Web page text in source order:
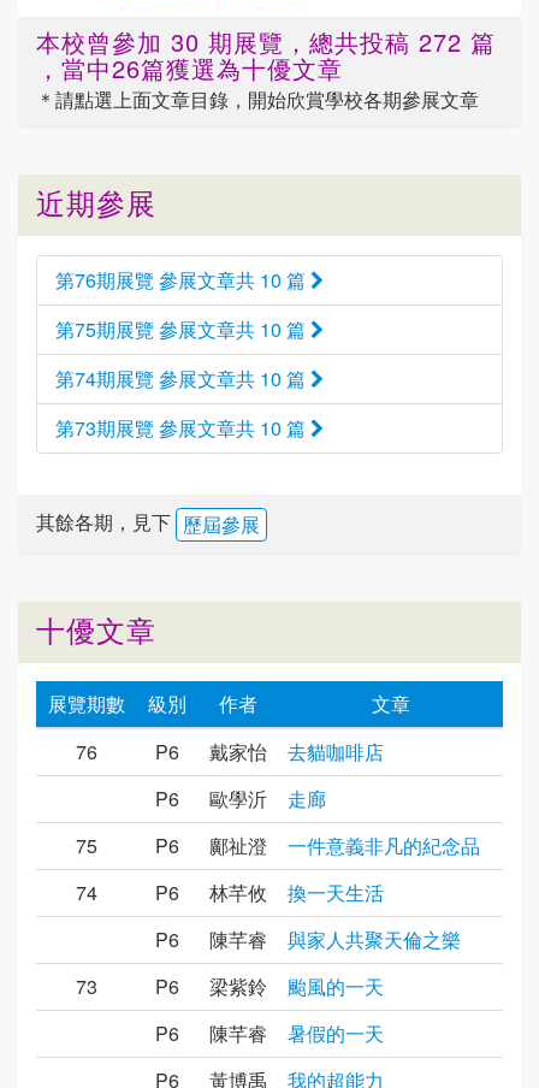
本校曾參加 30 期展覽，總共投稿 272 篇
，當中26篇獲選為十優文章
＊請點選上面文章目錄，開始欣賞學校各期參展文章
近期參展
第76期展覽 參展文章共 10 篇
第75期展覽 參展文章共 10 篇
第74期展覽 參展文章共 10 篇
第73期展覽 參展文章共 10 篇
其餘各期，見下 歷屆參展
十優文章
展覽期數 級別 作者
文章
76
P6 戴家怡
去貓咖啡店
P6
歐學沂
走廊
75
P6 鄺祉澄
一件意義非凡的紀念品
74
P6 林芊攸
換一天生活
P6
陳芊睿
與家人共聚天倫之樂
73
P6 梁紫鈴
颱風的一天
P6
陳芊睿
暑假的一天
P6
黃博禹 我的超能力